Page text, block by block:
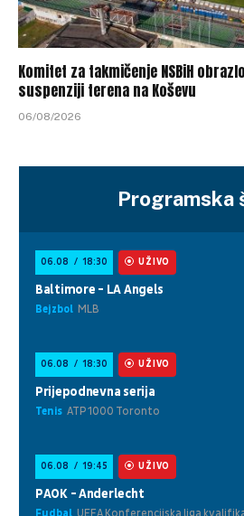
Komitet za takmičenje NSBiH
suspenziji terena na Koševu
06/08/2026
Programska